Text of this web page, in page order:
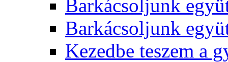
Barkácsoljunk
Barkácsoljunk
Kezedbe teszem a